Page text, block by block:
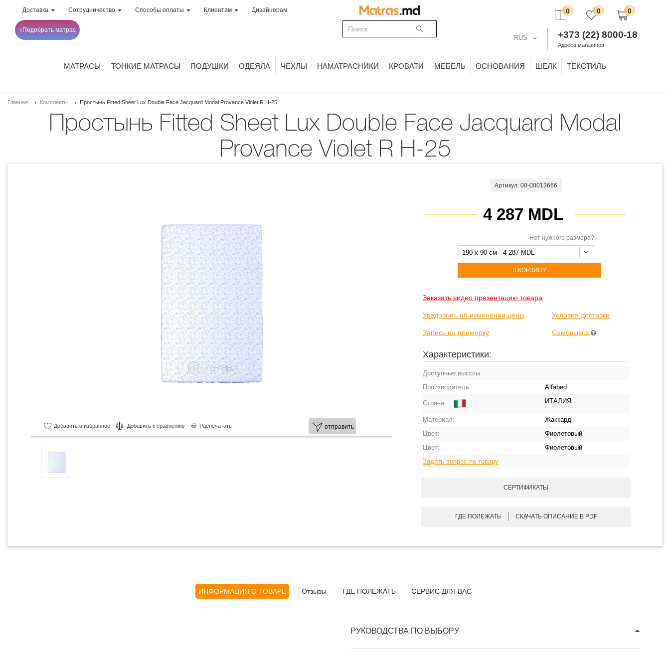
Доставка Сотрудничество Способы оплаты Клиентам Дизайнерам
Подобрать матрас
0
0
0
+373 (22) 8000-18
Адреса магазинов
RUS
МАТРАСЫ ТОНКИЕ МАТРАСЫ ПОДУШКИ ОДЕЯЛА ЧЕХЛЫ НАМАТРАСНИКИ КРОВАТИ МЕБЕЛЬ ОСНОВАНИЯ ШЕЛК ТЕКСТИЛЬ
Главная Комплекты Простынь Fitted Sheet Lux Double Face Jacquard Modal Provance Violet R H-25
Provance Violet R H-25
отправить
Добавить в избранное Добавить к сравнению Распечатать
Артикул: 00-00013666
4 287 MDL
Нет нужного размера?
190 x 90 см - 4 287 MDL
В КОРЗИНУ
Заказать видео презентацию товара
Уведомить об изменении цены Условия доставки
Запись на примерку Самовывоз
Характеристики:
Доступные высоты
Производитель:
Alfabed
Страна: ИТАЛИЯ
Материал:
Жаккард
Цвет:
Фиолетовый
Цвет:
Фиолетовый
Задать вопрос по товару
СЕРТИФИКАТЫ
ГДЕ ПОЛЕЖАТЬ СКАЧАТЬ ОПИСАНИЕ В PDF
ИНФОРМАЦИЯ О ТОВАРЕ Отзывы ГДЕ ПОЛЕЖАТЬ СЕРВИС ДЛЯ ВАС
РУКОВОДСТВА ПО ВЫБОРУ